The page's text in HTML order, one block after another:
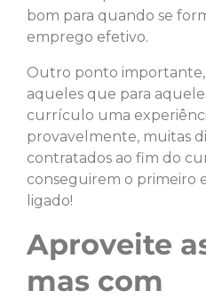
bom para quando se
emprego efetivo.
Outro ponto importante,
aqueles que para
currículo uma
provavelmente, muitas
contratados ao fim do
conseguirem o primeiro
ligado!
Aproveite
mas com